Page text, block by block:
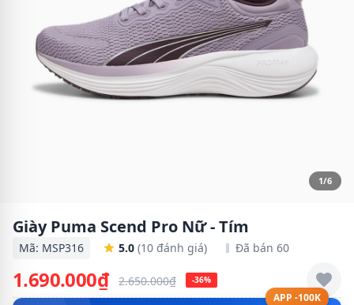
1/6
Giày Puma Scend Pro Nữ - Tím
Mã: MSP316 5.0 (10 đánh giá) Đã bán 60
1.690.000₫ 2.650.000₫ -36%
APP -100K